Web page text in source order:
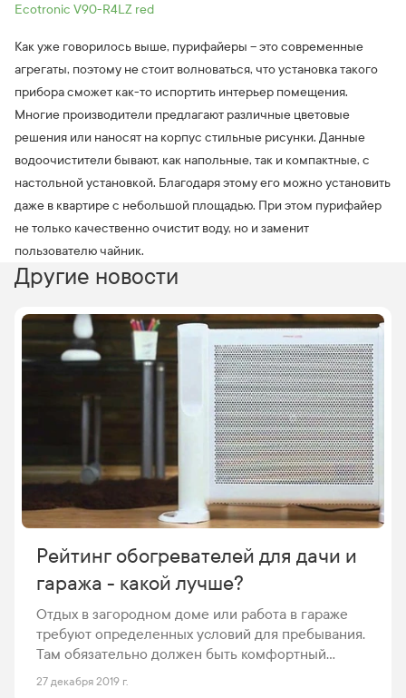
Ecotronic V90-R4LZ red
Как уже говорилось выше, пурифайеры – это современные
агрегаты, поэтому не стоит волноваться, что установка такого
прибора сможет как-то испортить интерьер помещения.
Многие производители предлагают различные цветовые
решения или наносят на корпус стильные рисунки. Данные
водоочистители бывают, как напольные, так и компактные, с
настольной установкой. Благодаря этому его можно установить
даже в квартире с небольшой площадью. При этом пурифайер
не только качественно очистит воду, но и заменит
пользователю чайник.
Другие новости
Рейтинг обогревателей для дачи и
гаража - какой лучше?
Отдых в загородном доме или работа в гараже
требуют определенных условий для пребывания.
Там обязательно должен быть комфортный
температурный режим, обеспечить который
27 декабря 2019 г.